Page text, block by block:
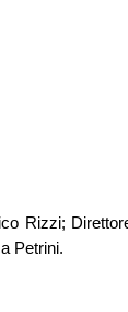
Rizzi;
Petrini.